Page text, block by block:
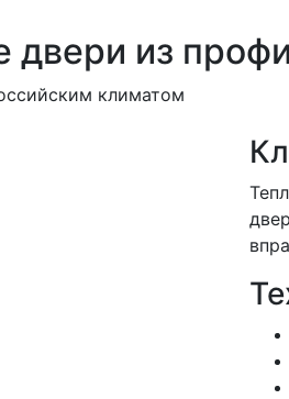
из
климатом